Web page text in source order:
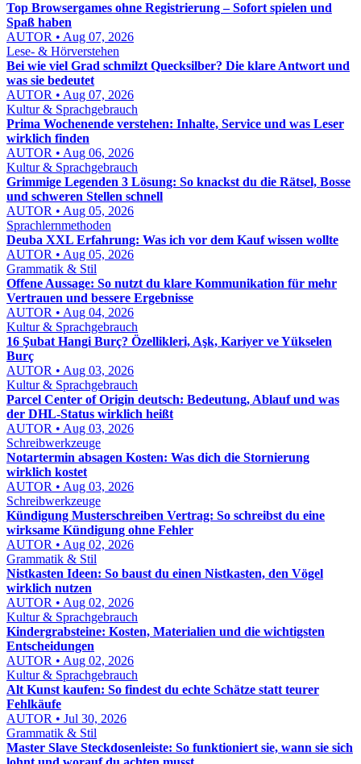
Top Browsergames ohne Registrierung – Sofort spielen und
Spaß haben
AUTOR • Aug 07, 2026
Lese- & Hörverstehen
Bei wie viel Grad schmilzt Quecksilber? Die klare Antwort und
was sie bedeutet
AUTOR • Aug 07, 2026
Kultur & Sprachgebrauch
Prima Wochenende verstehen: Inhalte, Service und was Leser
wirklich finden
AUTOR • Aug 06, 2026
Kultur & Sprachgebrauch
Grimmige Legenden 3 Lösung: So knackst du die Rätsel, Bosse
und schweren Stellen schnell
AUTOR • Aug 05, 2026
Sprachlernmethoden
Deuba XXL Erfahrung: Was ich vor dem Kauf wissen wollte
AUTOR • Aug 05, 2026
Grammatik & Stil
Offene Aussage: So nutzt du klare Kommunikation für mehr
Vertrauen und bessere Ergebnisse
AUTOR • Aug 04, 2026
Kultur & Sprachgebrauch
16 Şubat Hangi Burç? Özellikleri, Aşk, Kariyer ve Yükselen
Burç
AUTOR • Aug 03, 2026
Kultur & Sprachgebrauch
Parcel Center of Origin deutsch: Bedeutung, Ablauf und was
der DHL-Status wirklich heißt
AUTOR • Aug 03, 2026
Schreibwerkzeuge
Notartermin absagen Kosten: Was dich die Stornierung
wirklich kostet
AUTOR • Aug 03, 2026
Schreibwerkzeuge
Kündigung Musterschreiben Vertrag: So schreibst du eine
wirksame Kündigung ohne Fehler
AUTOR • Aug 02, 2026
Grammatik & Stil
Nistkasten Ideen: So baust du einen Nistkasten, den Vögel
wirklich nutzen
AUTOR • Aug 02, 2026
Kultur & Sprachgebrauch
Kindergrabsteine: Kosten, Materialien und die wichtigsten
Entscheidungen
AUTOR • Aug 02, 2026
Kultur & Sprachgebrauch
Alt Kunst kaufen: So findest du echte Schätze statt teurer
Fehlkäufe
AUTOR • Jul 30, 2026
Grammatik & Stil
Master Slave Steckdosenleiste: So funktioniert sie, wann sie sich